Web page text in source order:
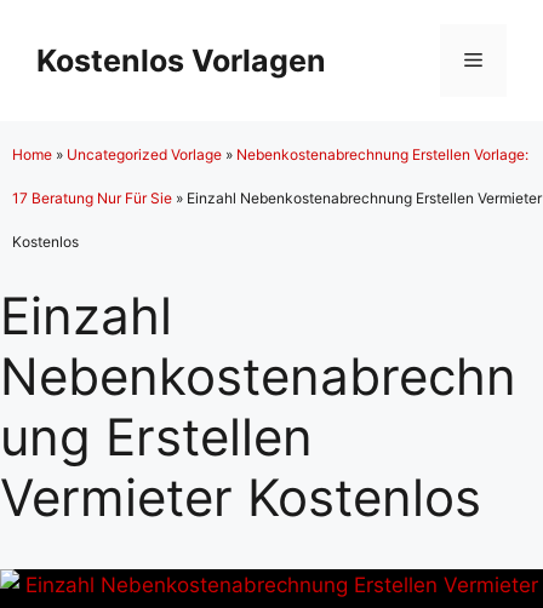
Inhalt
springen
Kostenlos Vorlagen Menü
Home » Uncategorized Vorlage » Nebenkostenabrechnung Erstellen Vorlage:
17 Beratung Nur Für Sie » Einzahl Nebenkostenabrechnung Erstellen Vermieter
Kostenlos
Einzahl
Nebenkostenabrechn
ung Erstellen
Vermieter Kostenlos